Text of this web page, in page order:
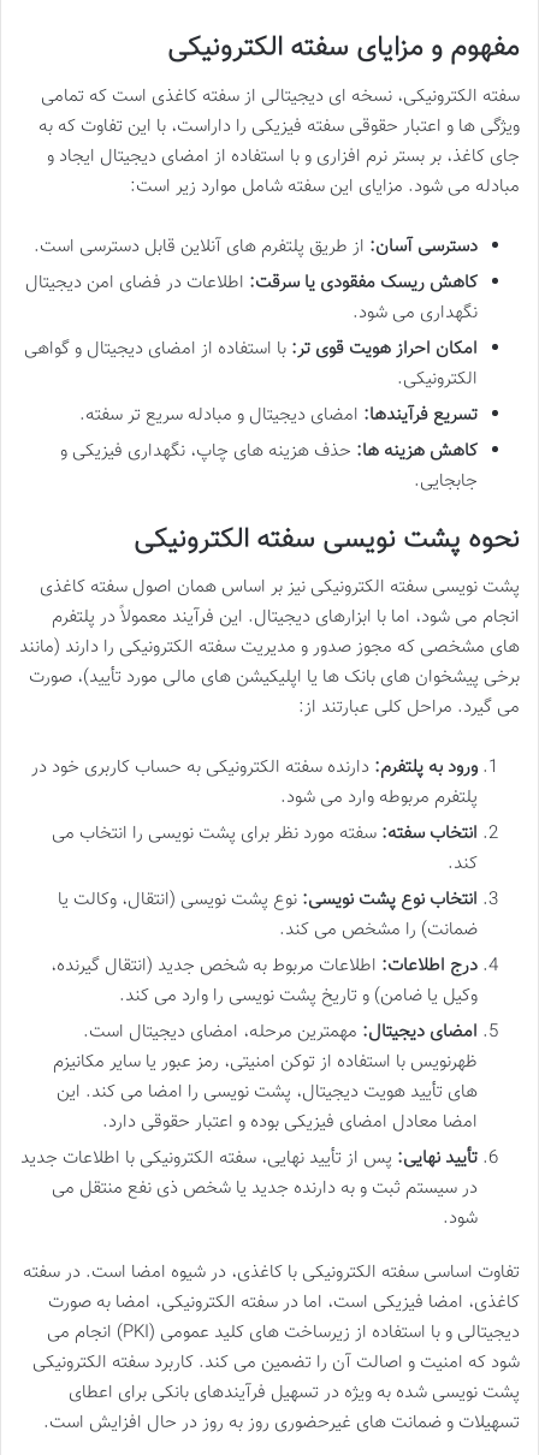
مفهوم و مزایای سفته الکترونیکی
سفته الکترونیکی، نسخه ای دیجیتالی از سفته کاغذی است که تمامی
ویژگی ها و اعتبار حقوقی سفته فیزیکی را داراست، با این تفاوت که به
جای کاغذ، بر بستر نرم افزاری و با استفاده از امضای دیجیتال ایجاد و
مبادله می شود. مزایای این سفته شامل موارد زیر است:
دسترسی آسان: از طریق پلتفرم های آنلاین قابل دسترسی است.
کاهش ریسک مفقودی یا سرقت: اطلاعات در فضای امن دیجیتال
نگهداری می شود.
امکان احراز هویت قوی تر: با استفاده از امضای دیجیتال و گواهی
الکترونیکی.
تسریع فرآیندها: امضای دیجیتال و مبادله سریع تر سفته.
کاهش هزینه ها: حذف هزینه های چاپ، نگهداری فیزیکی و
جابجایی.
نحوه پشت نویسی سفته الکترونیکی
پشت نویسی سفته الکترونیکی نیز بر اساس همان اصول سفته کاغذی
انجام می شود، اما با ابزارهای دیجیتال. این فرآیند معمولاً در پلتفرم
های مشخصی که مجوز صدور و مدیریت سفته الکترونیکی را دارند (مانند
برخی پیشخوان های بانک ها یا اپلیکیشن های مالی مورد تأیید)، صورت
می گیرد. مراحل کلی عبارتند از:
ورود به پلتفرم: دارنده سفته الکترونیکی به حساب کاربری خود در
پلتفرم مربوطه وارد می شود.
انتخاب سفته: سفته مورد نظر برای پشت نویسی را انتخاب می
کند.
انتخاب نوع پشت نویسی: نوع پشت نویسی (انتقال، وکالت یا
ضمانت) را مشخص می کند.
درج اطلاعات: اطلاعات مربوط به شخص جدید (انتقال گیرنده،
وکیل یا ضامن) و تاریخ پشت نویسی را وارد می کند.
امضای دیجیتال: مهمترین مرحله، امضای دیجیتال است.
ظهرنویس با استفاده از توکن امنیتی، رمز عبور یا سایر مکانیزم
های تأیید هویت دیجیتال، پشت نویسی را امضا می کند. این
امضا معادل امضای فیزیکی بوده و اعتبار حقوقی دارد.
تأیید نهایی: پس از تأیید نهایی، سفته الکترونیکی با اطلاعات جدید
در سیستم ثبت و به دارنده جدید یا شخص ذی نفع منتقل می
شود.
تفاوت اساسی سفته الکترونیکی با کاغذی، در شیوه امضا است. در سفته
کاغذی، امضا فیزیکی است، اما در سفته الکترونیکی، امضا به صورت
دیجیتالی و با استفاده از زیرساخت های کلید عمومی (PKI) انجام می
شود که امنیت و اصالت آن را تضمین می کند. کاربرد سفته الکترونیکی
پشت نویسی شده به ویژه در تسهیل فرآیندهای بانکی برای اعطای
تسهیلات و ضمانت های غیرحضوری روز به روز در حال افزایش است.